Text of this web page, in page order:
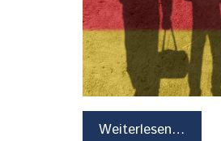
Weiterlesen…